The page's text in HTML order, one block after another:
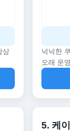
상
넉넉한
오래 운
5. 케